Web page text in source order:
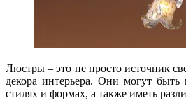
Люстры – это не просто источник
декора интерьера. Они могут
стилях и формах, а также иметь